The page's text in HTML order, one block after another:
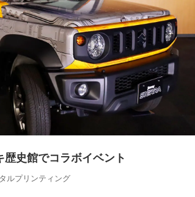
歴史館でコラボイベント
ルプリンティング